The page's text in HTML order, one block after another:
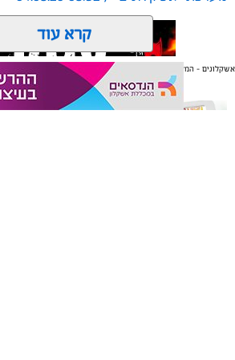
קרא עוד
אשקלונים - המקומון היומי של אשקלון באינטרנט
אולי יעניין אותך גם